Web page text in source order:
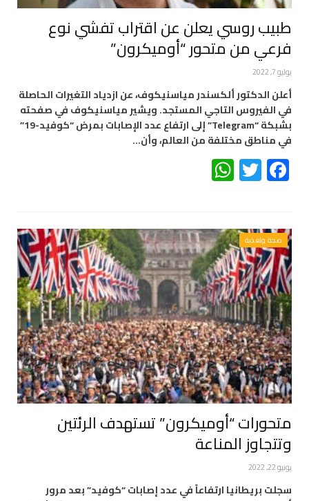
طبيب روسي يعلن عن اقتراب تفشي نوع
فرعي من متحور “أوميكرون”
يوليو 7, 2022
أعلن الدكتور ألكسندر مياسنيكوف، عن ازدياد التغيرات الحاصلة
في الفيروس التاجي المستجد. ويشير مياسنيكوف في صفحته
بشبكة “Telegram” إلى ارتفاع عدد الإصابات بمرض “كوفيد-19”
في مناطق مختلفة من العالم، وأن…
Facebook
Twitter
صحة وتغذية
متحورات “أوميكرون” تستهدف الرئتين
وتتجاوز المناعة
يونيو 22, 2022
سجلت بريطانيا ارتفاعاً في عدد إصابات “كوفيد” بعد مرور